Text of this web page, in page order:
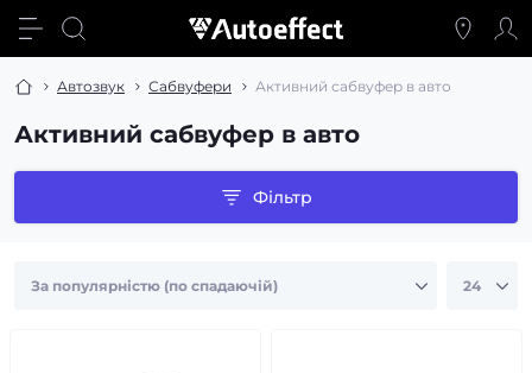
Автозвук Сабвуфери Активний сабвуфер в авто
Активний сабвуфер в авто
Фільтр